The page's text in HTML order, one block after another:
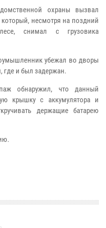
охраны вызвал
несмотря на поздний
снимал с грузовика
убежал во дворы
где и был задержан.
обнаружил, что данный
крышку с аккумулятора и
держащие батарею